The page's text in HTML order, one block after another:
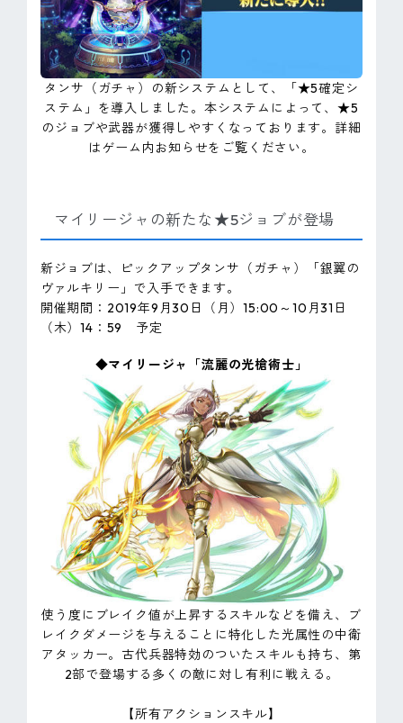
タンサ（ガチャ）の新システムとして、「★5確定シ
ステム」を導入しました。本システムによって、★5
のジョブや武器が獲得しやすくなっております。詳細
はゲーム内お知らせをご覧ください。
マイリージャの新たな★5ジョブが登場
新ジョブは、ピックアップタンサ（ガチャ）「銀翼の
ヴァルキリー」で入手できます。
開催期間：2019年9月30日（月）15:00～10月31日
（木）14：59 予定
◆マイリージャ「流麗の光槍術士」
使う度にブレイク値が上昇するスキルなどを備え、ブ
レイクダメージを与えることに特化した光属性の中衛
アタッカー。古代兵器特効のついたスキルも持ち、第
2部で登場する多くの敵に対し有利に戦える。
【所有アクションスキル】